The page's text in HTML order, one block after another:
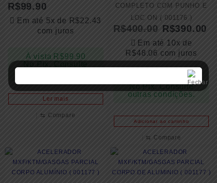
R$99.90
Em até 5x de R$22.43
com juros
À vista R$99.90
Ler mais
⇆ Compare
COMPLETO COM PUNHO E
LOC ON ( 001176 )
R$400.00 R$390.00
Em até 10x de
R$48.06 com juros
390.00
No Pix. Consulte
outras condições.
Adicionar ao carrinho
⇆ Compare